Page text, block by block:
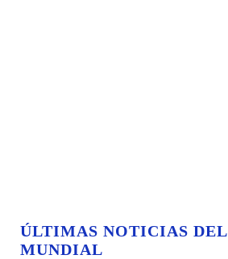
ÚLTIMAS NOTICIAS DEL
MUNDIAL